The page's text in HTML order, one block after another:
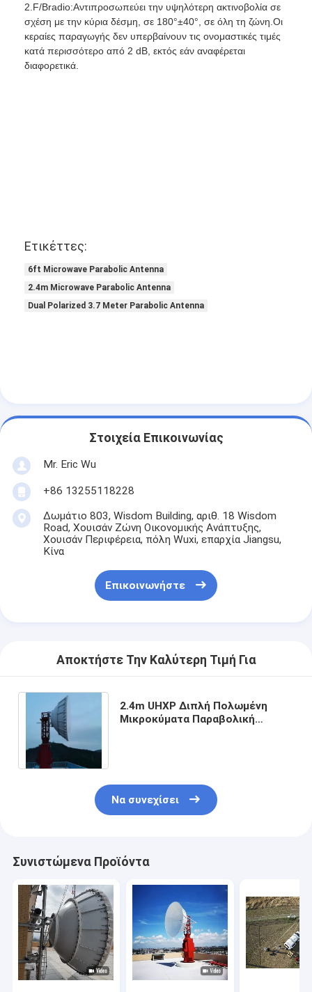
Προϊόντα
Σχετικά με εμάς
Γύρος εργοστασίων
Αντενή μικροκυμάτων
Μικροκυμάτων Παραβολική κεραία
2.F/Bradio:Αντιπροσωπεύει την υψηλότερη ακτινοβολία σε
σχέση με την κύρια δέσμη, σε 180°±40°, σε όλη τη ζώνη.Οι
κεραίες παραγωγής δεν υπερβαίνουν τις ονομαστικές τιμές
κατά περισσότερο από 2 dB, εκτός εάν αναφέρεται
διαφορετικά.
Ετικέττες:
6ft Microwave Parabolic Antenna
2.4m Microwave Parabolic Antenna
Dual Polarized 3.7 Meter Parabolic Antenna
Στοιχεία Επικοινωνίας
Mr. Eric Wu
+86 13255118228
Δωμάτιο 803, Wisdom Building, αριθ. 18 Wisdom
Road, Χουισάν Ζώνη Οικονομικής Ανάπτυξης,
Χουισάν Περιφέρεια, πόλη Wuxi, επαρχία Jiangsu,
Κίνα
Επικοινωνήστε
Αποκτήστε Την Καλύτερη Τιμή Για
2.4m UHXP Διπλή Πολωμένη
Μικροκύματα Παραβολική
Να συνεχίσει
Συνιστώμενα Προϊόντα